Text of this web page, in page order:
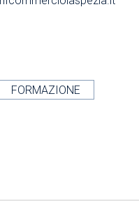
FORMAZIONE